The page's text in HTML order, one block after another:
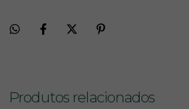
Produtos relacionados